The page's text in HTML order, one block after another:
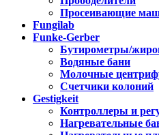
Просеивающие
Fungilab
Funke-Gerber
Бутирометры/
Водяные бани
Молочные
Счетчики колоний
Gestigkeit
Контроллеры и
Нагревательные